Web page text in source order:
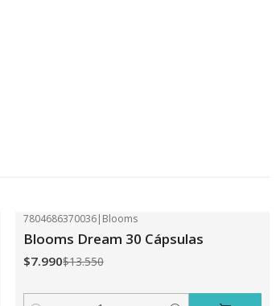
7804686370036| Blooms
Blooms Dream 30 Cápsulas
$7.990$13.550